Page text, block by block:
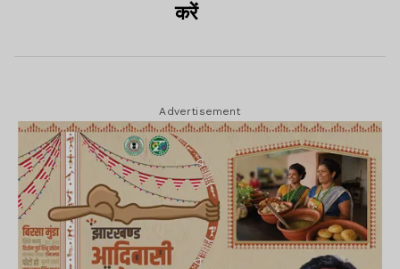
करें
Advertisement